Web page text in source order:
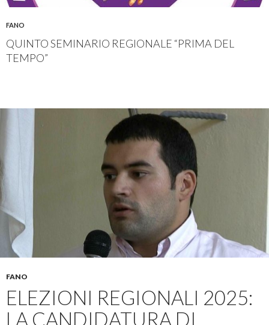
FANO
QUINTO SEMINARIO REGIONALE “PRIMA DEL
TEMPO”
FANO
ELEZIONI REGIONALI 2025:
LA CANDIDATURA DI